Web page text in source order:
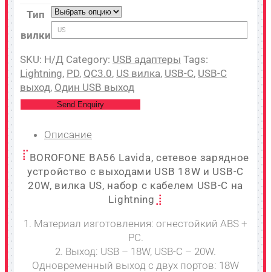
Тип
вилки
US
SKU: Н/Д Category: USB адаптеры Tags:
Lightning, PD, QC3.0, US вилка, USB-C, USB-C
выход, Один USB выход
Send Enquiry
Описание
BOROFONE BA56 Lavida, сетевое зарядное
устройство с выходами USB 18W и USB-C
20W, вилка US, набор с кабелем USB-C на
Lightning
1. Материал изготовления: огнестойкий ABS +
PC.
2. Выход: USB – 18W, USB-C – 20W.
Одновременный выход с двух портов: 18W